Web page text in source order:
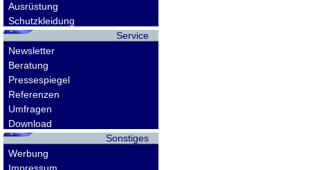
Ausrüstung
Schutzkleidung
Service
Newsletter
Beratung
Pressespiegel
Referenzen
Umfragen
Download
Sonstiges
Werbung